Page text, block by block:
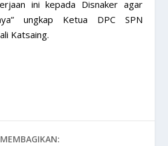
ini kepada Disnaker agar
ungkap Ketua DPC SPN
Katsaing.
MEMBAGIKAN: